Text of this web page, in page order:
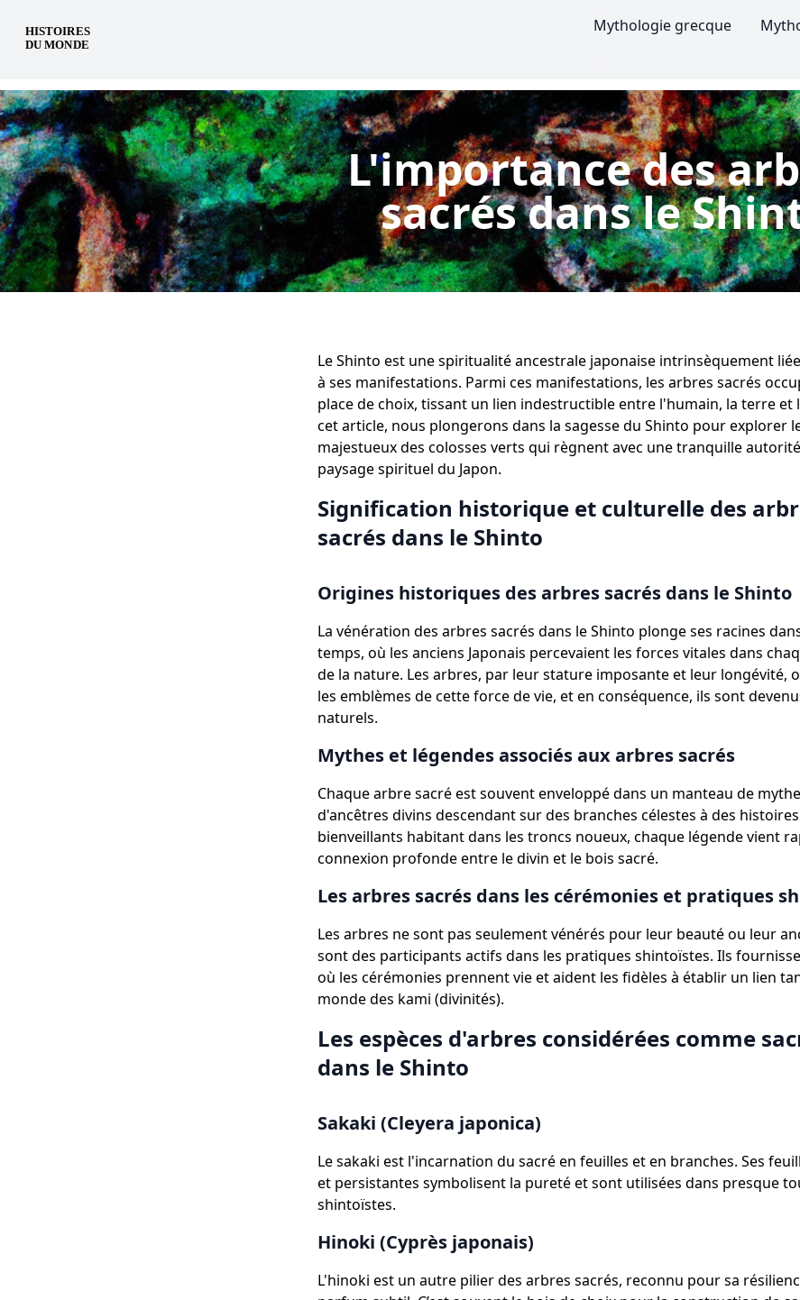
Mythologie grecque
L'importance des
sacrés dans le
Le Shinto est une spiritualité ancestrale japonaise intrinsèquement
à ses manifestations. Parmi ces manifestations, les arbres sacrés
place de choix, tissant un lien indestructible entre l'humain, la terre et
cet article, nous plongerons dans la sagesse du Shinto pour explorer
majestueux des colosses verts qui règnent avec une tranquille
paysage spirituel du Japon.
Signification historique et culturelle des
sacrés dans le Shinto
Origines historiques des arbres sacrés dans le Shinto
La vénération des arbres sacrés dans le Shinto plonge ses racines
temps, où les anciens Japonais percevaient les forces vitales dans
de la nature. Les arbres, par leur stature imposante et leur longévité,
les emblèmes de cette force de vie, et en conséquence, ils sont
naturels.
Mythes et légendes associés aux arbres sacrés
Chaque arbre sacré est souvent enveloppé dans un manteau de
d'ancêtres divins descendant sur des branches célestes à des
bienveillants habitant dans les troncs noueux, chaque légende vient
connexion profonde entre le divin et le bois sacré.
Les arbres sacrés dans les cérémonies et pratiques
Les arbres ne sont pas seulement vénérés pour leur beauté ou leur
sont des participants actifs dans les pratiques shintoïstes. Ils
où les cérémonies prennent vie et aident les fidèles à établir un lien
monde des kami (divinités).
Les espèces d'arbres considérées comme
dans le Shinto
Sakaki (Cleyera japonica)
Le sakaki est l'incarnation du sacré en feuilles et en branches. Ses
et persistantes symbolisent la pureté et sont utilisées dans presque
shintoïstes.
Hinoki (Cyprès japonais)
L'hinoki est un autre pilier des arbres sacrés, reconnu pour sa